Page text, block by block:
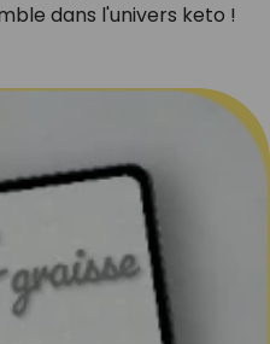
dans l'univers keto !